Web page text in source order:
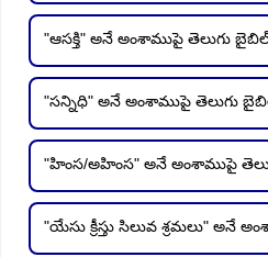
"ఆసక్తి" అనే అంశాముపై తెలుగు
"సన్నిధి" అనే అంశాముపై తెలుగు
"హింస/అహింస" అనే అంశాముపై
"యేసు క్రీస్తు సిలువ శ్రమలు" అనే